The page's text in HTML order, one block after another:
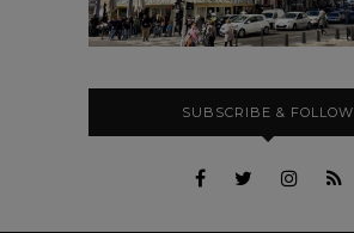
SUBSCRIBE & FOLLOW